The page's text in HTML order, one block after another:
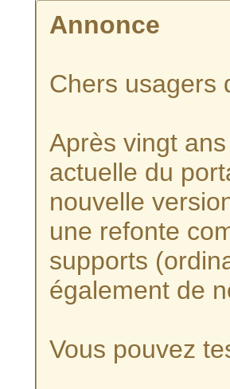
Annonce
Chers usagers
Après vingt
actuelle du
nouvelle
une refonte
supports
également de
Vous pouvez